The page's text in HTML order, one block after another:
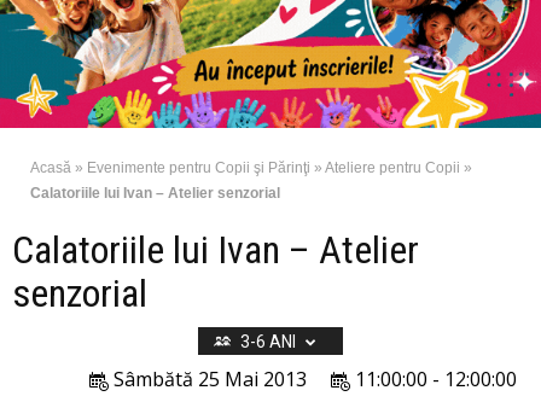
Acasă » Evenimente pentru Copii şi Părinţi » Ateliere pentru Copii »
Calatoriile lui Ivan – Atelier senzorial
Calatoriile lui Ivan – Atelier
senzorial
3-6 ANI
11:00:00 - 12:00:00
Sâmbătă 25 Mai 2013